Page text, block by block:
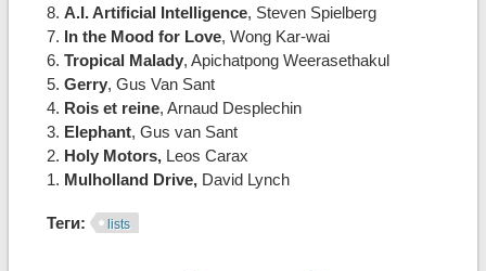
8. A.I. Artificial Intelligence, Steven Spielberg
7. In the Mood for Love, Wong Kar-wai
6. Tropical Malady, Apichatpong Weerasethakul
5. Gerry, Gus Van Sant
4. Rois et reine, Arnaud Desplechin
3. Elephant, Gus van Sant
2. Holy Motors,Leos Carax
1. Mulholland Drive,David Lynch
Теги: lists